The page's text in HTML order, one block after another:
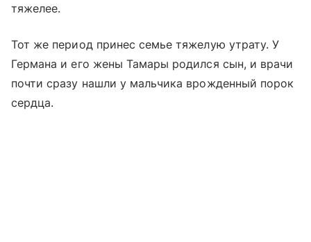
тяжелее.
Тот же период принес семье тяжелую утрату. У
Германа и его жены Тамары родился сын, и врачи
почти сразу нашли у мальчика врожденный порок
сердца.